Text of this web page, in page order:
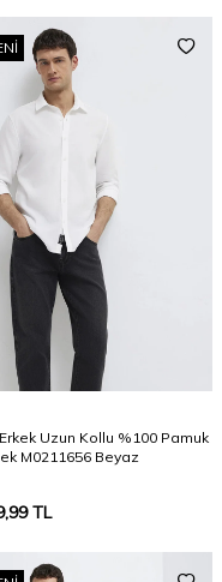
Uzun Kollu %100 Pamuk
M0211656 Beyaz
TL